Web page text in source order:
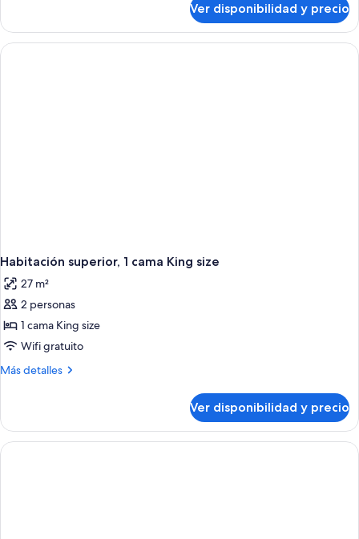
estándar
con
2
Ver disponibilidad y precio
Habitación superior, 1 cama King size
27 m²
2 personas
1 cama King size
Wifi gratuito
Más detalles
Más
superior,
cama
Ver disponibilidad y precio